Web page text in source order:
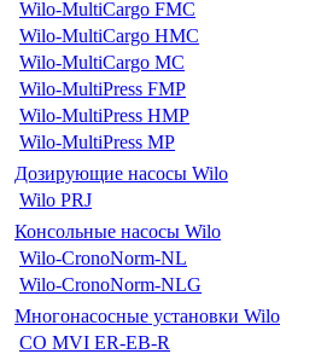
Wilo-MultiCargo FMC
Wilo-MultiCargo HMC
Wilo-MultiCargo MC
Wilo-MultiPress FMP
Wilo-MultiPress HMP
Wilo-MultiPress MP
Дозирующие насосы Wilo
Wilo PRJ
Консольные насосы Wilo
Wilo-CronoNorm-NL
Wilo-CronoNorm-NLG
Многонасосные установки Wilo
CO MVI ER-EB-R